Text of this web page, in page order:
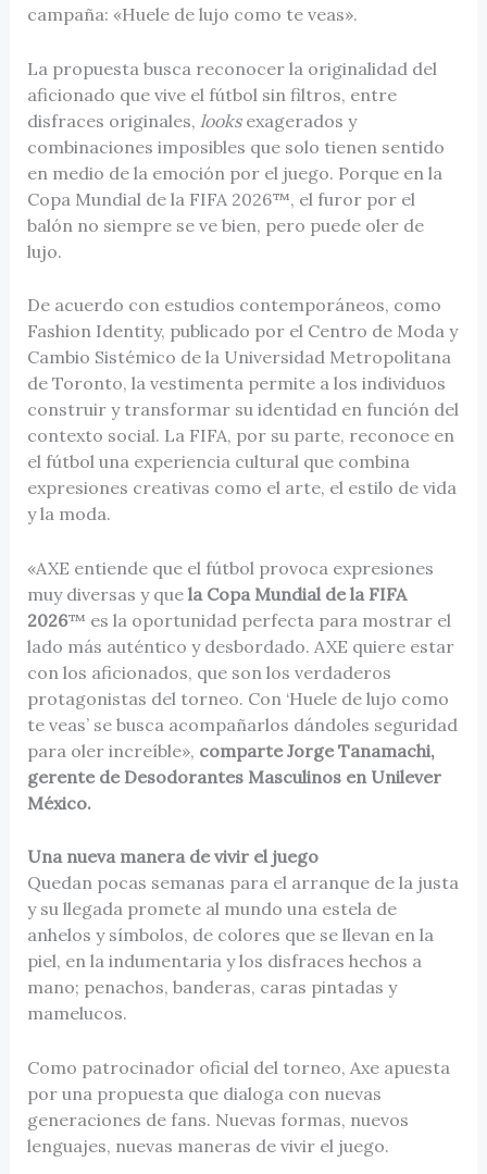
campaña: «Huele de lujo como te veas».
La propuesta busca reconocer la originalidad del
aficionado que vive el fútbol sin filtros, entre
disfraces originales, looksexagerados y
combinaciones imposibles que solo tienen sentido
en medio de la emoción por el juego. Porque en la
Copa Mundial de la FIFA 2026™, el furor por el
balón no siempre se ve bien, pero puede oler de
lujo.
De acuerdo con estudios contemporáneos, como
Fashion Identity, publicado por el Centro de Moda y
Cambio Sistémico de la Universidad Metropolitana
de Toronto, la vestimenta permite a los individuos
construir y transformar su identidad en función del
contexto social. La FIFA, por su parte, reconoce en
el fútbol una experiencia cultural que combina
expresiones creativas como el arte, el estilo de vida
y la moda.
«AXE entiende que el fútbol provoca expresiones
muy diversas y que la Copa Mundial de la FIFA
2026™ es la oportunidad perfecta para mostrar el
lado más auténtico y desbordado. AXE quiere estar
con los aficionados, que son los verdaderos
protagonistas del torneo. Con ‘Huele de lujo como
te veas’ se busca acompañarlos dándoles seguridad
para oler increíble», comparte Jorge Tanamachi,
gerente de Desodorantes Masculinos en Unilever
México.
Una nueva manera de vivir el juego
Quedan pocas semanas para el arranque de la justa
y su llegada promete al mundo una estela de
anhelos y símbolos, de colores que se llevan en la
piel, en la indumentaria y los disfraces hechos a
mano; penachos, banderas, caras pintadas y
mamelucos.
Como patrocinador oficial del torneo, Axe apuesta
por una propuesta que dialoga con nuevas
generaciones de fans. Nuevas formas, nuevos
lenguajes, nuevas maneras de vivir el juego.